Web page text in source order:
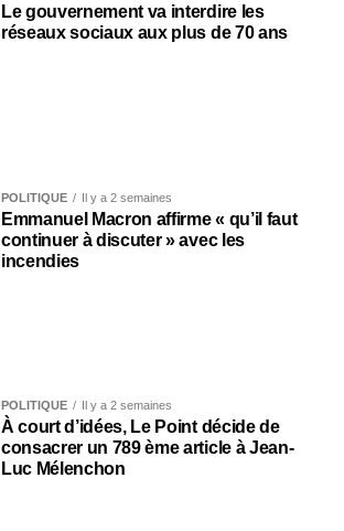
Le gouvernement va interdire les
réseaux sociaux aux plus de 70 ans
POLITIQUE Il y a 2 semaines
Emmanuel Macron affirme « qu’il faut
continuer à discuter » avec les
incendies
POLITIQUE Il y a 2 semaines
À court d’idées, Le Point décide de
consacrer un 789 ème article à Jean-
Luc Mélenchon